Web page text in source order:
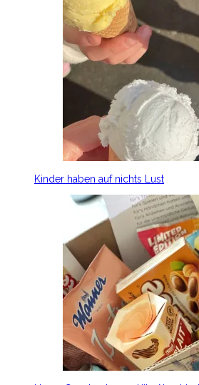
Kinder haben auf nichts Lust